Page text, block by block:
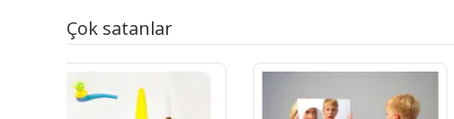
Çok satanlar